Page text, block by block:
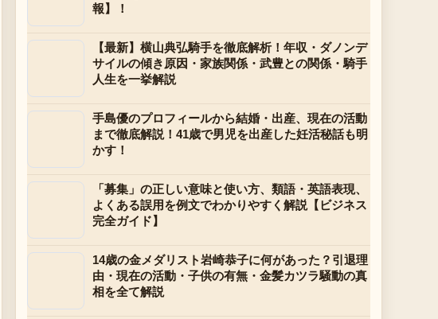
報】！
【最新】横山典弘騎手を徹底解析！年収・ダノンデ
サイルの傾き原因・家族関係・武豊との関係・騎手
人生を一挙解説
手島優のプロフィールから結婚・出産、現在の活動
まで徹底解説！41歳で男児を出産した妊活秘話も明
かす！
「募集」の正しい意味と使い方、類語・英語表現、
よくある誤用を例文でわかりやすく解説【ビジネス
完全ガイド】
14歳の金メダリスト岩崎恭子に何があった？引退理
由・現在の活動・子供の有無・金髪カツラ騒動の真
相を全て解説